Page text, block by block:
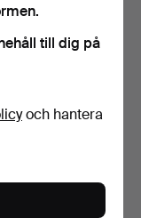
B -83 oc…
auktioner
till dig på
och hantera